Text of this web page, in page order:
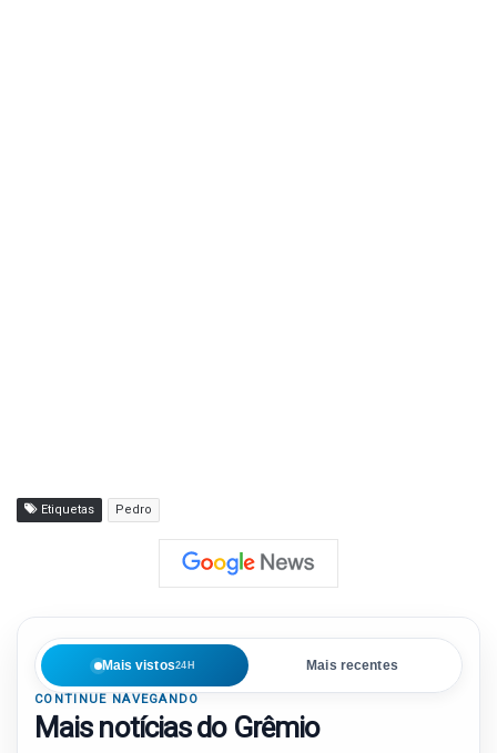
Etiquetas Pedro
Mais vistos24H Mais recentes
CONTINUE NAVEGANDO
Mais notícias do Grêmio